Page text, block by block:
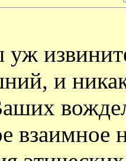
и
взаимное